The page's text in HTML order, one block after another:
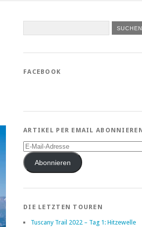
FACEBOOK
ARTIKEL PER EMAIL
E-
Mail-
AdresseAbonnieren
DIE LETZTEN TOUREN
Tuscany Trail 2022 – Tag 1: Hitzewelle